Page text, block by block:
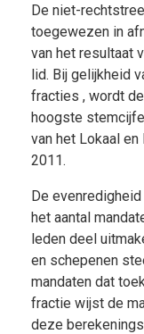
De niet-
toegewezen in
van het resultaat
lid. Bij gelijkheid
fracties , wordt
hoogste
van het Lokaal
2011.
De
het aantal
leden deel
en schepenen
mandaten dat
fractie wijst de
deze